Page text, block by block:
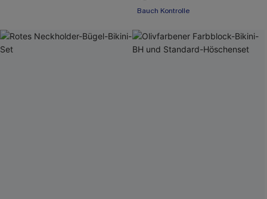
Bauch Kontrolle